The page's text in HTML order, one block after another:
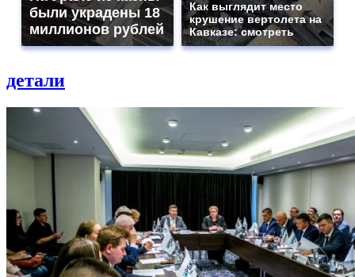
были украдены 18
миллионов рублей
Как выглядит место
крушение вертолета на
Кавказе: смотреть
детали